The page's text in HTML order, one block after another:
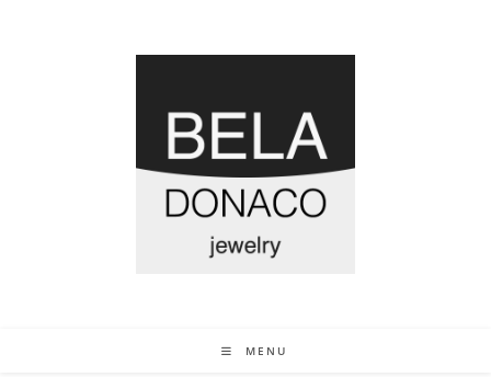
MENU